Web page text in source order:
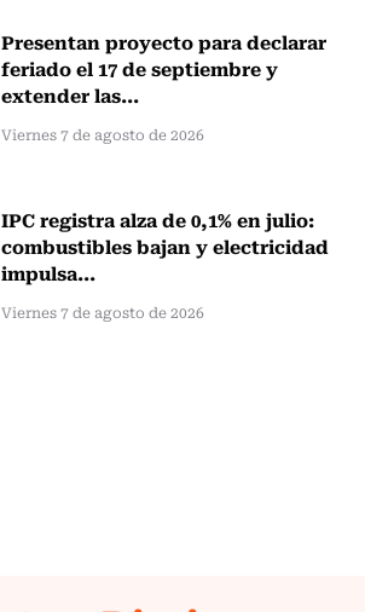
Presentan proyecto para declarar
feriado el 17 de septiembre y
extender las...
Viernes 7 de agosto de 2026
IPC registra alza de 0,1% en julio:
combustibles bajan y electricidad
impulsa...
Viernes 7 de agosto de 2026